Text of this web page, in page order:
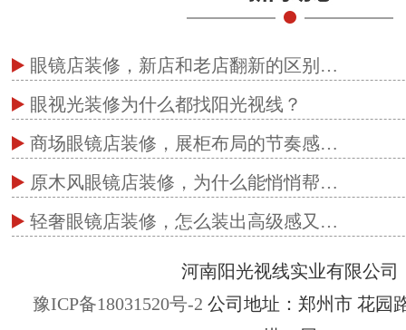
眼镜店装修，新店和老店翻新的区别…
眼视光装修为什么都找阳光视线？
商场眼镜店装修，展柜布局的节奏感…
原木风眼镜店装修，为什么能悄悄帮…
轻奢眼镜店装修，怎么装出高级感又…
河南阳光视线实业有限公司
豫ICP备18031520号-2 公司地址：郑州市 花园